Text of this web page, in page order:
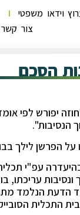
וידאו משפטי
צור קשר
הסכם
(חלק כללי), התשל"ג – 1973
הנסיבות".
הפרשן לילך